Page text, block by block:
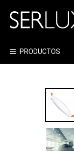
PRODUCTOS